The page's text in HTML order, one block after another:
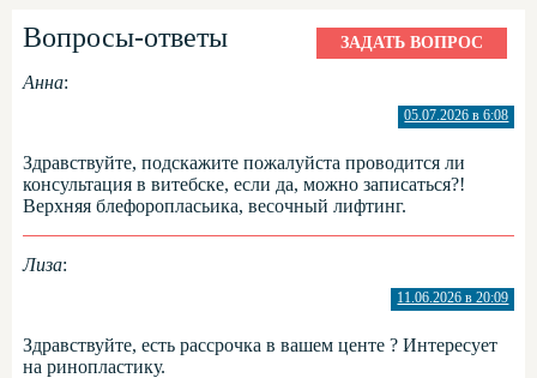
Вопросы-ответы ЗАДАТЬ ВОПРОС
Анна:
05.07.2026 в 6:08
Здравствуйте, подскажите пожалуйста проводится ли
консультация в витебске, если да, можно записаться?!
Верхняя блефоропласьика, весочный лифтинг.
Лиза:
11.06.2026 в 20:09
Здравствуйте, есть рассрочка в вашем центе ? Интересует
на ринопластику.